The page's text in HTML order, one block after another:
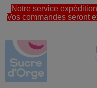
Notre service
Vos commandes seront